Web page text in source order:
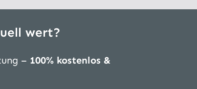
wert?
– 100% kostenlos &